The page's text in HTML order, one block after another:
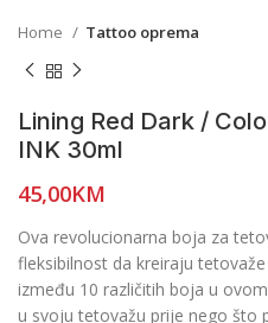
Home Tattoo oprema
Lining Red Dark /
INK 30ml
45,00KM
Ova revolucionarna boja za
fleksibilnost da kreiraju
između 10 različitih boja u
u svoju tetovažu prije nego što